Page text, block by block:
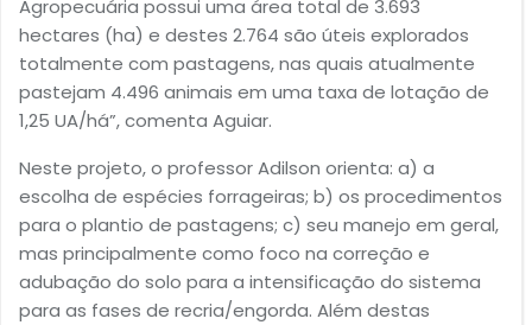
Agropecuária possui uma área total de 3.693
hectares (ha) e destes 2.764 são úteis explorados
totalmente com pastagens, nas quais atualmente
pastejam 4.496 animais em uma taxa de lotação de
1,25 UA/há”, comenta Aguiar.
Neste projeto, o professor Adilson orienta: a) a
escolha de espécies forrageiras; b) os procedimentos
para o plantio de pastagens; c) seu manejo em geral,
mas principalmente como foco na correção e
adubação do solo para a intensificação do sistema
para as fases de recria/engorda. Além destas